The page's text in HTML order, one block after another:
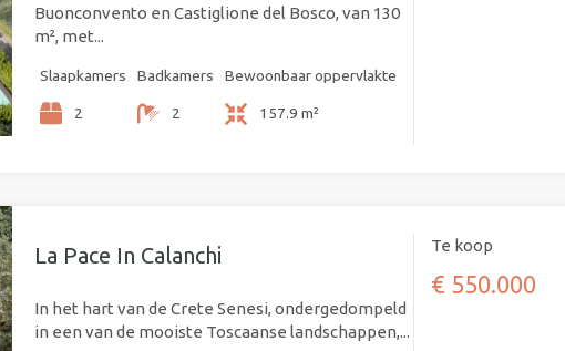
Buonconvento en Castiglione del Bosco, van 130
m², met...
Slaapkamers
2
Badkamers
2
Bewoonbaar oppervlakte
157.9 m²
La Pace In Calanchi
In het hart van de Crete Senesi, ondergedompeld
in een van de mooiste Toscaanse landschappen,...
Te koop
€ 550.000